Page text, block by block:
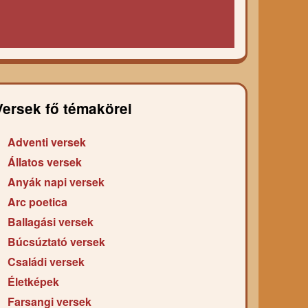
fő témakörei
Adventi versek
Állatos versek
Anyák napi versek
Arc poetica
Ballagási versek
Búcsúztató versek
Családi versek
Életképek
Farsangi versek